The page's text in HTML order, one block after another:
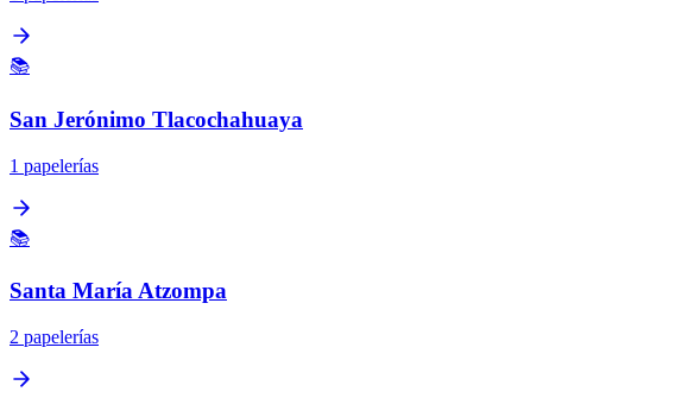
📚
San Jerónimo Tlacochahuaya
1 papelerías
📚
Santa María Atzompa
2 papelerías